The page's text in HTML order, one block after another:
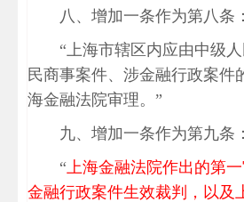
八、增加一条作为第八条：
“上海市辖区内应由中级
民商事案件、涉金融行政案件
海金融法院审理。”
九、增加一条作为第九条：
“上海金融法院作出的第
金融行政案件生效裁判，以及